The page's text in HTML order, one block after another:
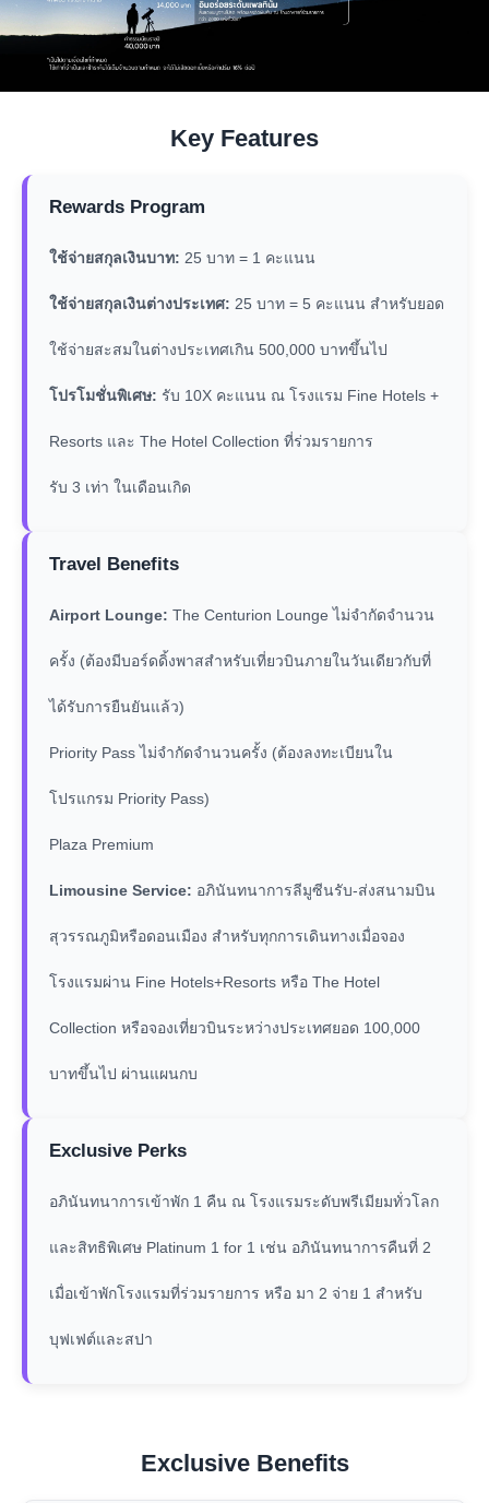
Key Features
Rewards Program
ใช้จ่ายสกุลเงินบาท: 25 บาท = 1 คะแนน
ใช้จ่ายสกุลเงินต่างประเทศ: 25 บาท = 5 คะแนน สำหรับยอด
ใช้จ่ายสะสมในต่างประเทศเกิน 500,000 บาทขึ้นไป
โปรโมชั่นพิเศษ: รับ 10X คะแนน ณ โรงแรม Fine Hotels +
Resorts และ The Hotel Collection ที่ร่วมรายการ
รับ 3 เท่า ในเดือนเกิด
Travel Benefits
Airport Lounge: The Centurion Lounge ไม่จำกัดจำนวน
ครั้ง (ต้องมีบอร์ดดิ้งพาสสำหรับเที่ยวบินภายในวันเดียวกับที่
ได้รับการยืนยันแล้ว)
Priority Pass ไม่จำกัดจำนวนครั้ง (ต้องลงทะเบียนใน
โปรแกรม Priority Pass)
Plaza Premium
Limousine Service: อภินันทนาการลีมูซีนรับ-ส่งสนามบิน
สุวรรณภูมิหรือดอนเมือง สำหรับทุกการเดินทางเมื่อจอง
โรงแรมผ่าน Fine Hotels+Resorts หรือ The Hotel
Collection หรือจองเที่ยวบินระหว่างประเทศยอด 100,000
บาทขึ้นไป ผ่านแผนกบ
Exclusive Perks
อภินันทนาการเข้าพัก 1 คืน ณ โรงแรมระดับพรีเมียมทั่วโลก
และสิทธิพิเศษ Platinum 1 for 1 เช่น อภินันทนาการคืนที่ 2
เมื่อเข้าพักโรงแรมที่ร่วมรายการ หรือ มา 2 จ่าย 1 สำหรับ
บุฟเฟต์และสปา
Exclusive Benefits